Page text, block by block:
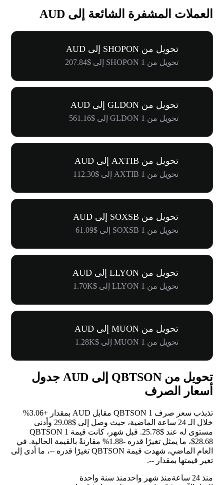
العملات المشفرة الشائعة إلى AUD
تحويل من SHOPON إلى AUD
تحويل من 1 SHOPON إلى $207.84
تحويل من GLDON إلى AUD
تحويل من 1 GLDON إلى $561.16
تحويل من AXTIB إلى AUD
تحويل من 1 AXTIB إلى $112.30
تحويل من SOXSB إلى AUD
تحويل من 1 SOXSB إلى $61.09
تحويل من LLYON إلى AUD
تحويل من 1 LLYON إلى $1.70K
تحويل من MUON إلى AUD
تحويل من 1 MUON إلى $1.28K
تحويل من QBTSON إلى AUD جدول
أسعار الصرف
تذبذب سعر صرف 1 QBTSON مقابل AUD بمقدار
+3.06%
خلال الـ 24 ساعة الماضية، حيث وصل إلى $29.08 وأدنى
مستوى له عند $25.78. قبل شهر، كانت قيمة 1 QBTSON
$28.68، ما يمثل تغيرًا قدره
-1.88%
مقارنةً بالقيمة الحالية. في
العام الماضي، شهدت قيمة QBTSON تغيرًا قدره
--، ما أدى إلى
تغير قيمتها بمقدار --
.
منذ 24 ساعة منذ شهر واحدمنذ سنة واحدة